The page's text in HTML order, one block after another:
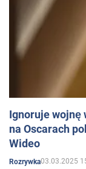
Ignoruje wojnę
na Oscarach
Wideo
Rozrywka03.03.2025